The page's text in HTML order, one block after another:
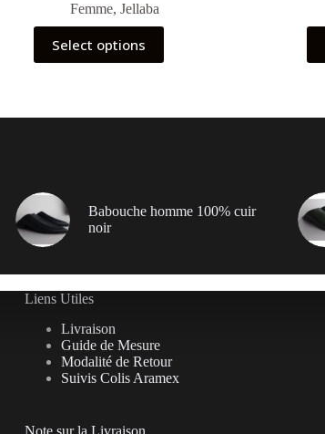
Femme, Jellaba
Select options
Babouche homme 100% cuir
noir
Liens Utiles
Livraison
Guide de Mesure
Modalité de Retour
Suivis Colis Aramex
Note sur la Livraison